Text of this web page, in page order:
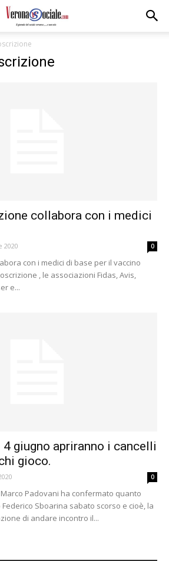
collabora con i medici
2020 0
con i medici di base per il vaccino
, le associazioni Fidas, Avis,
e...
4 giugno apriranno i cancelli
gioco.
0
Padovani ha confermato quanto
Sboarina sabato scorso e cioè, la
di andare incontro il...